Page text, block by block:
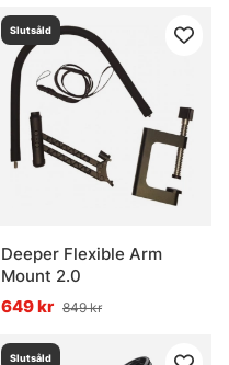
Slutsåld
Deeper Flexible Arm
Mount 2.0
649 kr 849 kr
Slutsåld